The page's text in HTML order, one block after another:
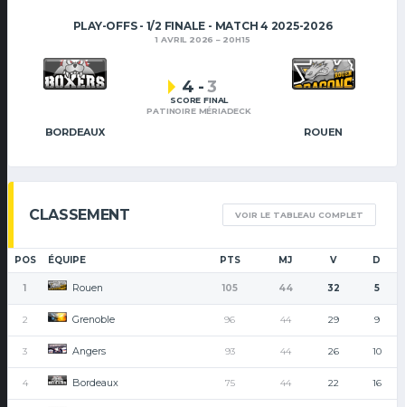
PLAY-OFFS - 1/2 FINALE - MATCH 4 2025-2026
1 AVRIL 2026 20H15
BORDEAUX ROUEN
4 -3
SCORE FINAL
PATINOIRE MÉRIADECK
CLASSEMENT VOIR LE TABLEAU COMPLET
POS ÉQUIPE PTS MJ V D
1 Rouen 105 44 32 5
2 Grenoble 96 44 29 9
3 Angers 93 44 26 10
4 Bordeaux 75 44 22 16